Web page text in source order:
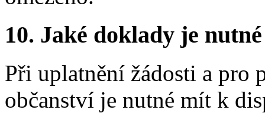
10. Jaké doklady je
Při uplatnění žádosti a pro
občanství je nutné mít k